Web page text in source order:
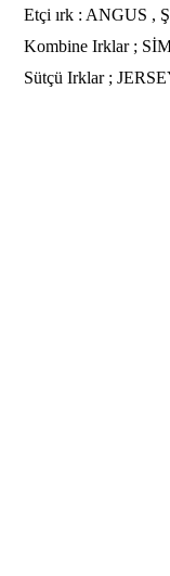
Etçi ırk : ANGUS
Kombine Irklar ;
Sütçü Irklar ;